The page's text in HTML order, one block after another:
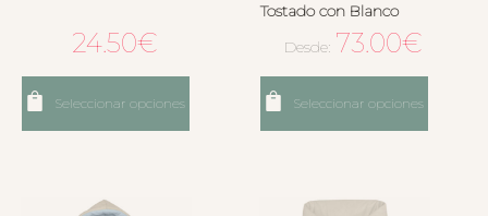
24.50€
Seleccionar opciones
Tostado con Blanco
Desde: 73.00€
Seleccionar opciones